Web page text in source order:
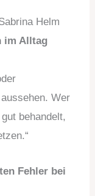
Helm
im Alltag
Wer
behandelt,
Fehler bei